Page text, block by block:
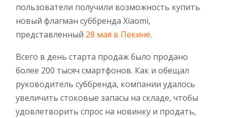
пользователи получили возможность купить
новый флагман суббренда Xiaomi,
представленный 28 мая в Пекине.
Всего в день старта продаж было продано
более 200 тысяч смартфонов. Как и обещал
руководитель суббренда, компании удалось
увеличить стоковые запасы на складе, чтобы
удовлетворить спрос на новинку и продать,